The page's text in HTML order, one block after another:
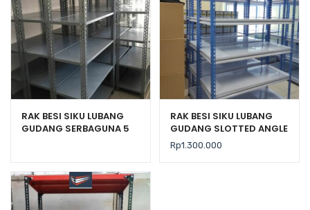
RAK BESI SIKU LUBANG
GUDANG SERBAGUNA 5
RAK BESI SIKU LUBANG
GUDANG SLOTTED ANGLE
TIPE STALLUM 100
Rp1.300.000